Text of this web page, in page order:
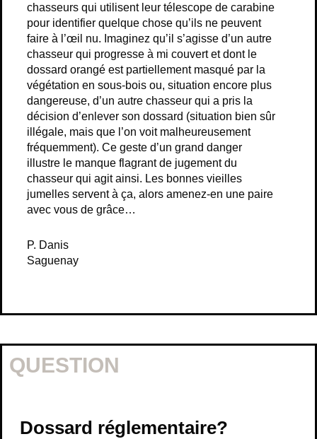
chasseurs qui utilisent leur télescope de carabine
pour identifier quelque chose qu’ils ne peuvent
faire à l’œil nu. Imaginez qu’il s’agisse d’un autre
chasseur qui progresse à mi couvert et dont le
dossard orangé est partiellement masqué par la
végétation en sous-bois ou, situation encore plus
dangereuse, d’un autre chasseur qui a pris la
décision d’enlever son dossard (situation bien sûr
illégale, mais que l’on voit malheureusement
fréquemment). Ce geste d’un grand danger
illustre le manque flagrant de jugement du
chasseur qui agit ainsi. Les bonnes vieilles
jumelles servent à ça, alors amenez-en une paire
avec vous de grâce…
P. Danis
Saguenay
QUESTION
Dossard réglementaire?